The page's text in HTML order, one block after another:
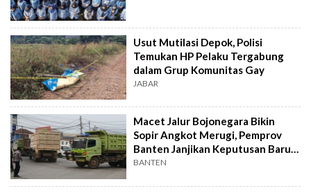
Usut Mutilasi Depok, Polisi
Temukan HP Pelaku Tergabung
dalam Grup Komunitas Gay
JABAR
Macet Jalur Bojonegara Bikin
Sopir Angkot Merugi, Pemprov
Banten Janjikan Keputusan Baru 4
Hari Lagi
BANTEN